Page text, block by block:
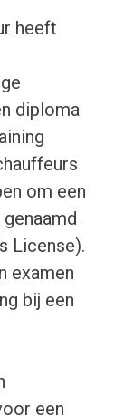
heeft
diploma
om een
License).
examen
bij een
een